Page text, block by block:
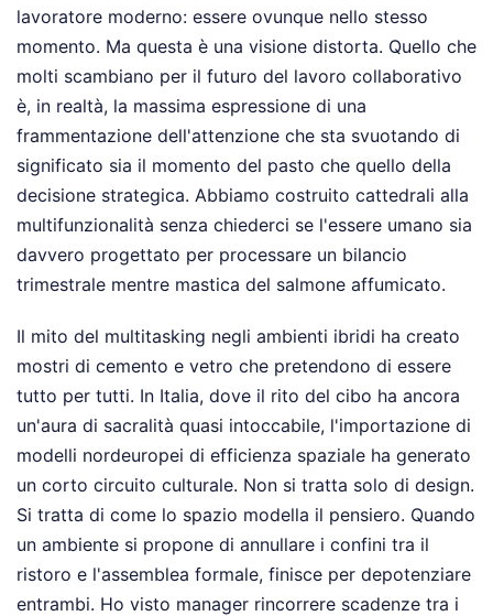
lavoratore moderno: essere ovunque nello stesso
momento. Ma questa è una visione distorta. Quello che
molti scambiano per il futuro del lavoro collaborativo
è, in realtà, la massima espressione di una
frammentazione dell'attenzione che sta svuotando di
significato sia il momento del pasto che quello della
decisione strategica. Abbiamo costruito cattedrali alla
multifunzionalità senza chiederci se l'essere umano sia
davvero progettato per processare un bilancio
trimestrale mentre mastica del salmone affumicato.
Il mito del multitasking negli ambienti ibridi ha creato
mostri di cemento e vetro che pretendono di essere
tutto per tutti. In Italia, dove il rito del cibo ha ancora
un'aura di sacralità quasi intoccabile, l'importazione di
modelli nordeuropei di efficienza spaziale ha generato
un corto circuito culturale. Non si tratta solo di design.
Si tratta di come lo spazio modella il pensiero. Quando
un ambiente si propone di annullare i confini tra il
ristoro e l'assemblea formale, finisce per depotenziare
entrambi. Ho visto manager rincorrere scadenze tra i